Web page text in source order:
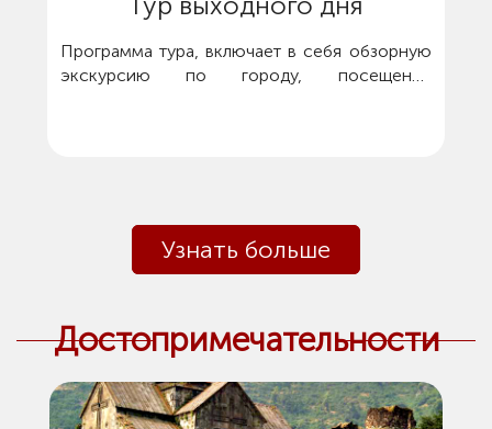
Программа тура, включает в себя обзорную
экскурсию по городу, посещение
Узнать больше
Достопримечательности